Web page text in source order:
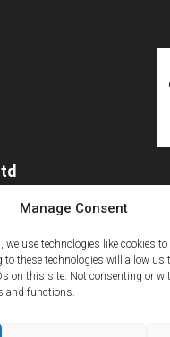
Manage Consent
we use technologies like cookies
to these technologies will allow us
on this site. Not consenting or
and functions.